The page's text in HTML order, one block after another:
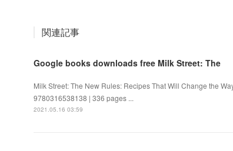
関連記事
Google books downloads free Milk Street: The
Milk Street: The New Rules: Recipes That Will Change the
9780316538138 | 336 pages ...
2021.05.16 03:59